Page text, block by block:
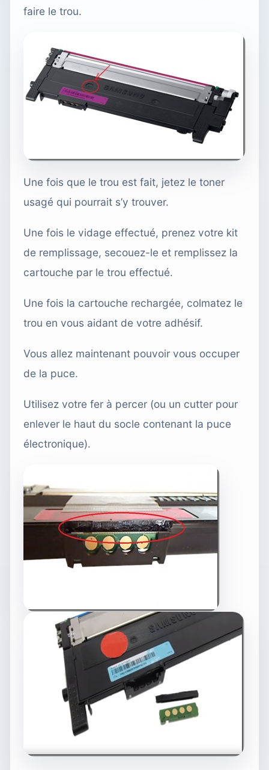
faire le trou.
Une fois que le trou est fait, jetez le toner
usagé qui pourrait s’y trouver.
Une fois le vidage effectué, prenez votre kit
de remplissage, secouez-le et remplissez la
cartouche par le trou effectué.
Une fois la cartouche rechargée, colmatez le
trou en vous aidant de votre adhésif.
Vous allez maintenant pouvoir vous occuper
de la puce.
Utilisez votre fer à percer (ou un cutter pour
enlever le haut du socle contenant la puce
électronique).